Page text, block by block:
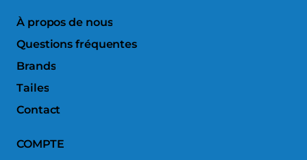
À propos de nous
Questions fréquentes
Brands
Tailes
Contact
COMPTE